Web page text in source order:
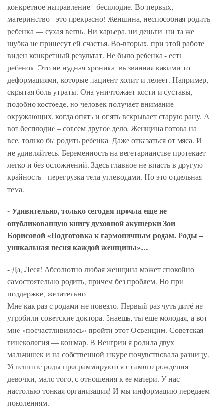
конкретное направление - бесплодие. Во-первых,
материнство - это прекрасно! Женщина, неспособная родить
ребенка — сухая ветвь. Ни карьера, ни деньги, ни та же
шубка не принесут ей счастья. Во-вторых, при этой работе
виден конкретный результат. Не было ребенка - есть
ребенок. Это не нудная хроника, вызванная какими-то
деформациями, которые пациент холит и лелеет. Например,
скрытая боль утраты. Она уничтожает кости и суставы,
подобно костоеде, но человек получает внимание
окружающих, когда опять и опять вскрывает старую рану. А
вот бесплодие – совсем другое дело. Женщина готова на
все, только бы родить ребенка. Даже отказаться от мяса. И
не удивляйтесь. Беременность на вегетарианстве протекает
легко и без осложнений. Здесь главное не впасть в другую
крайность - перегрузка тела углеводами. Но это отдельная
тема.
- Удивительно, только сегодня прочла ещё не
опубликованную книгу духовной акушерки Зои
Борисовой «Подготовка к гармоничным родам. Роды –
уникальная песня каждой женщины»…
- Да, Леся! Абсолютно любая женщина может спокойно
самостоятельно родить, причем без проблем. Но при
поддержке, желательно.
Мне как раз с родами не повезло. Первый раз чуть дитё не
угробили советские доктора. Знаешь, ты еще молодая, а вот
мне «посчастливилось» пройти этот Освенцим. Советская
гинекология — кошмар. В Венгрии я родила двух
мальчишек и на собственной шкуре почувствовала разницу.
Успешные роды программируются с самого рождения
девочки, мало того, с отношения к ее матери. У нас
настолько тонкая организация! И мы информацию передаем
поколениям.